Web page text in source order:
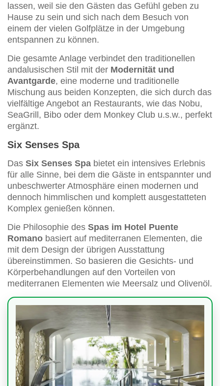
lassen, weil sie den Gästen das Gefühl geben zu
Hause zu sein und sich nach dem Besuch von
einem der vielen Golfplätze in der Umgebung
entspannen zu können.
Die gesamte Anlage verbindet den traditionellen
andalusischen Stil mit der Modernität und
Avantgarde, eine moderne und traditionelle
Mischung aus beiden Konzepten, die sich durch das
vielfältige Angebot an Restaurants, wie das Nobu,
SeaGrill, Bibo oder dem Monkey Club u.s.w., perfekt
ergänzt.
Six Senses Spa
Das Six Senses Spa bietet ein intensives Erlebnis
für alle Sinne, bei dem die Gäste in entspannter und
unbeschwerter Atmosphäre einen modernen und
dennoch himmlischen und komplett ausgestatteten
Komplex genießen können.
Die Philosophie des Spas im Hotel Puente
Romano basiert auf mediterranen Elementen, die
mit dem Design der übrigen Ausstattung
übereinstimmen. So basieren die Gesichts- und
Körperbehandlungen auf den Vorteilen von
mediterranen Elementen wie Meersalz und Olivenöl.